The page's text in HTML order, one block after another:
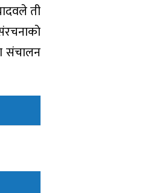
ती
संचालन